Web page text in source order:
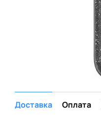
Доставка Оплата